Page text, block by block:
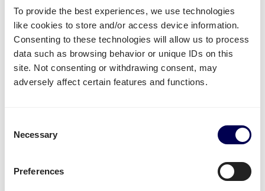
To provide the best experiences, we use technologies
like cookies to store and/or access device information.
Consenting to these technologies will allow us to process
data such as browsing behavior or unique IDs on this
site. Not consenting or withdrawing consent, may
adversely affect certain features and functions.
Selection
Necessary
Preferences
Welke vervoersdiensten kan jij
gebruiken voor de route België-
Nederland?
Heb je goederen die je wil laten vervoeren van België
naar Nederland? Dan kan je gebruik maken van de
vanuit België naar